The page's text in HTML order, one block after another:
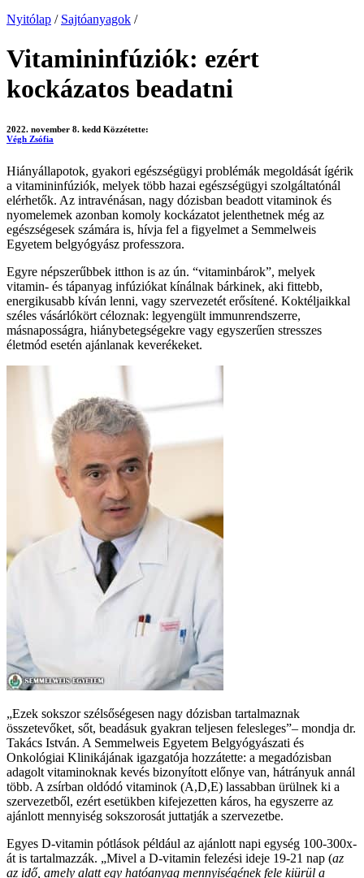
Nyitólap / Sajtóanyagok /
Vitamininfúziók: ezért
kockázatos beadatni
2022. november 8. kedd Közzétette:
Végh Zsófia
Hiányállapotok, gyakori egészségügyi problémák megoldását ígérik
a vitamininfúziók, melyek több hazai egészségügyi szolgáltatónál
elérhetők. Az intravénásan, nagy dózisban beadott vitaminok és
nyomelemek azonban komoly kockázatot jelenthetnek még az
egészségesek számára is, hívja fel a figyelmet a Semmelweis
Egyetem belgyógyász professzora.
Egyre népszerűbbek itthon is az ún. “vitaminbárok”, melyek
vitamin- és tápanyag infúziókat kínálnak bárkinek, aki fittebb,
energikusabb kíván lenni, vagy szervezetét erősítené. Koktéljaikkal
széles vásárlókört céloznak: legyengült immunrendszerre,
másnaposságra, hiánybetegségekre vagy egyszerűen stresszes
életmód esetén ajánlanak keverékeket.
„Ezek sokszor szélsőségesen nagy dózisban tartalmaznak
összetevőket, sőt, beadásuk gyakran teljesen felesleges”– mondja dr.
Takács István. A Semmelweis Egyetem Belgyógyászati és
Onkológiai Klinikájának igazgatója hozzátette: a megadózisban
adagolt vitaminoknak kevés bizonyított előnye van, hátrányuk annál
több. A zsírban oldódó vitaminok (A,D,E) lassabban ürülnek ki a
szervezetből, ezért esetükben kifejezetten káros, ha egyszerre az
ajánlott mennyiség sokszorosát juttatják a szervezetbe.
Egyes D-vitamin pótlások például az ajánlott napi egység 100-300x-
át is tartalmazzák. „Mivel a D-vitamin felezési ideje 19-21 nap (az
az idő, amely alatt egy hatóanyag mennyiségének fele kiürül a